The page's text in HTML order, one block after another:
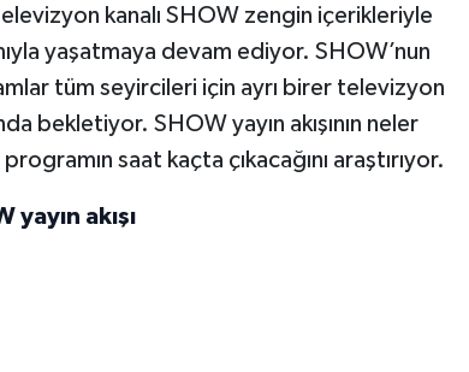
kanalı SHOW zengin içerikleriyle
yaşatmaya devam ediyor. SHOW’nun
tüm seyircileri için ayrı birer televizyon
bekletiyor. SHOW yayın akışının neler
saat kaçta çıkacağını araştırıyor.
akışı